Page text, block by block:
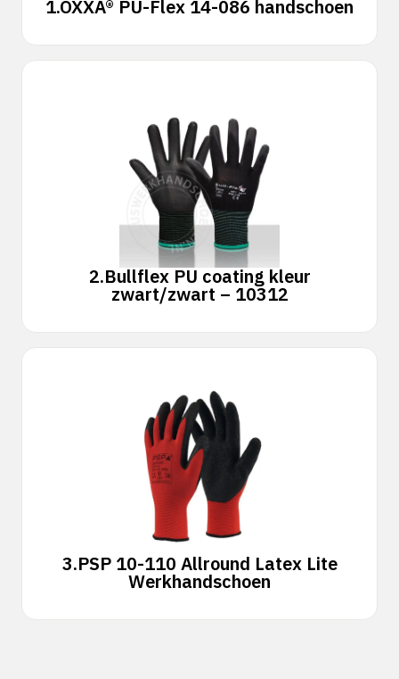
1.OXXA® PU-Flex 14-086 handschoen
2.Bullflex PU coating kleur
zwart/zwart – 10312
3.PSP 10-110 Allround Latex Lite
Werkhandschoen